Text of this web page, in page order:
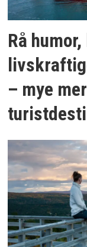
Rå
– mye